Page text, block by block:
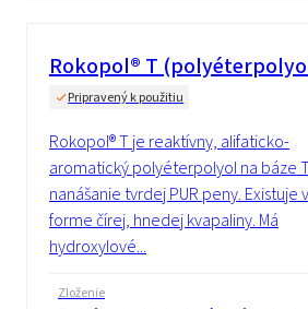
Rokopol® T
Pripravený k použitiu
Rokopol® T je reaktívny, alifaticko-
aromatický polyéterpolyol na báze
nanášanie tvrdej PUR peny. Existuje
forme čírej, hnedej kvapaliny. Má
hydroxylové...
Zloženie